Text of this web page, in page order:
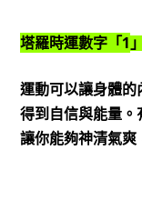
塔羅時運數字「1 」
運動可以讓身體的
得到自信與能量。
讓你能夠神清氣爽